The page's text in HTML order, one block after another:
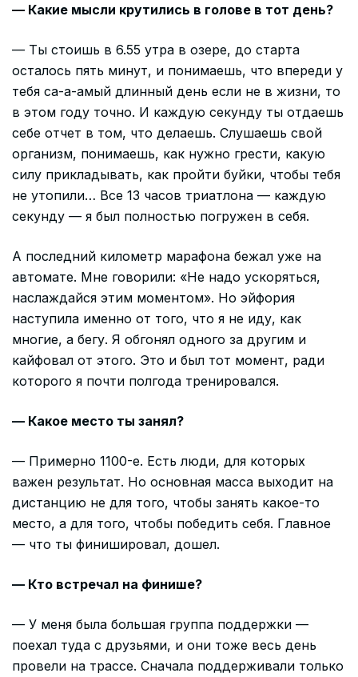
— Какие мысли крутились в голове в тот день?
— Ты стоишь в 6.55 утра в озере, до старта
осталось пять минут, и понимаешь, что впереди у
тебя са-а-амый длинный день если не в жизни, то
в этом году точно. И каждую секунду ты отдаешь
себе отчет в том, что делаешь. Слушаешь свой
организм, понимаешь, как нужно грести, какую
силу прикладывать, как пройти буйки, чтобы тебя
не утопили… Все 13 часов триатлона — каждую
секунду — я был полностью погружен в себя.
А последний километр марафона бежал уже на
автомате. Мне говорили: «Не надо ускоряться,
наслаждайся этим моментом». Но эйфория
наступила именно от того, что я не иду, как
многие, а бегу. Я обгонял одного за другим и
кайфовал от этого. Это и был тот момент, ради
которого я почти полгода тренировался.
— Какое место ты занял?
— Примерно 1100-е. Есть люди, для которых
важен результат. Но основная масса выходит на
дистанцию не для того, чтобы занять какое-то
место, а для того, чтобы победить себя. Главное
— что ты финишировал, дошел.
— Кто встречал на финише?
— У меня была большая группа поддержки —
поехал туда с друзьями, и они тоже весь день
провели на трассе. Сначала поддерживали только